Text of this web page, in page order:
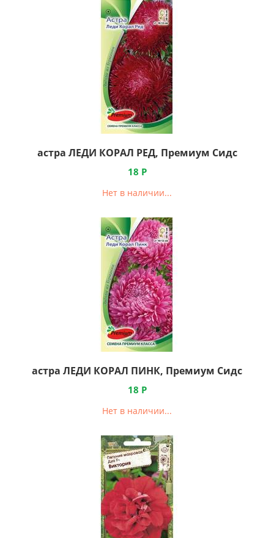
астра ЛЕДИ КОРАЛ РЕД, Премиум Сидс
18 Р
Нет в наличии...
астра ЛЕДИ КОРАЛ ПИНК, Премиум Сидс
18 Р
Нет в наличии...